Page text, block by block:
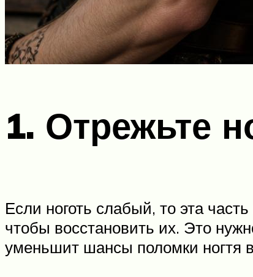
1. Отрежьте
Если ноготь слабый, то эта
чтобы восстановить их. Это
уменьшит шансы поломки ногтя